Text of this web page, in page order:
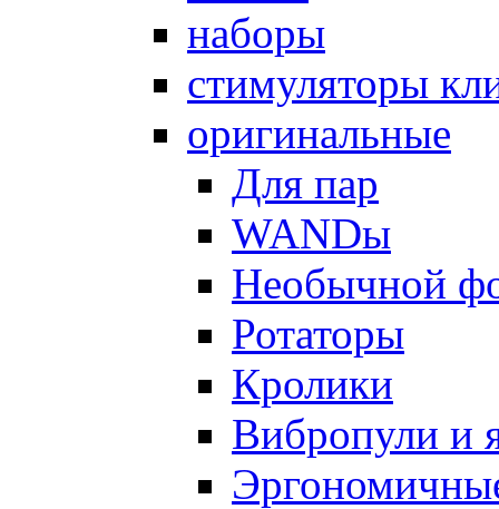
наборы
стимуляторы
оригинальные
Для пар
WANDы
Необычной
Ротаторы
Кролики
Вибропули и